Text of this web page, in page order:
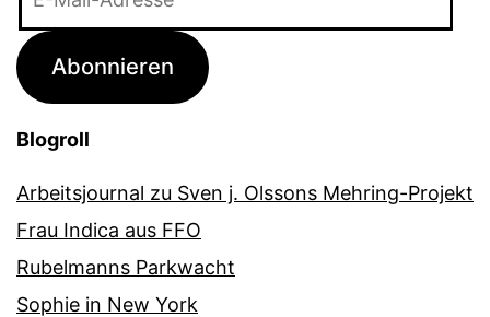
Adresse
Abonnieren
Blogroll
Arbeitsjournal zu Sven j. Olssons Mehring-Projekt
Frau Indica aus FFO
Rubelmanns Parkwacht
Sophie in New York